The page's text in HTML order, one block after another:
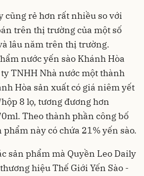
cũng rẻ hơn rất nhiều so với
trên thị trường của một số
lâu năm trên thị trường.
nước yến sào Khánh Hòa
TNHH Nhà nước một thành
Hòa sản xuất có giá niêm yết
8 lọ, tương đương hơn
Theo thành phần công bố
này có chứa 21% yến sào.
sản phẩm mà Quyền Leo Daily
hiệu Thế Giới Yến Sào -